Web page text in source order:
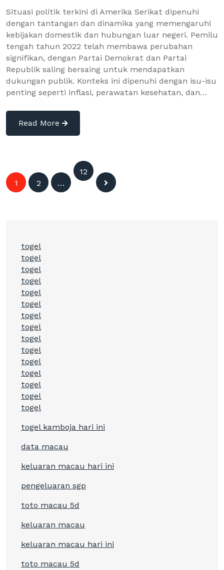
Situasi politik terkini di Amerika Serikat dipenuhi
dengan tantangan dan dinamika yang memengaruhi
kebijakan domestik dan hubungan luar negeri. Pemilu
tengah tahun 2022 telah membawa perubahan
signifikan, dengan Partai Demokrat dan Partai
Republik saling bersaing untuk mendapatkan
dukungan publik. Konteks ini dipenuhi dengan isu-isu
penting seperti inflasi, perawatan kesehatan, dan…
Read More
Posts
navigation
1 2 …
12
7
togel
togel
togel
togel
togel
togel
togel
togel
togel
togel
togel
togel
togel
togel
togel
togel kamboja hari ini
data macau
keluaran macau hari ini
pengeluaran sgp
toto macau 5d
keluaran macau
keluaran macau hari ini
toto macau 5d